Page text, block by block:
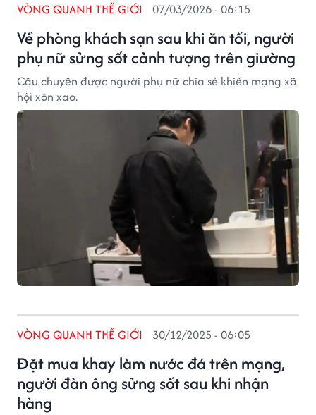
Về phòng khách sạn sau khi ăn tối, người
phụ nữ sửng sốt cảnh tượng trên giường
VÒNG QUANH THẾ GIỚI 07/03/2026 - 06:15
Câu chuyện được người phụ nữ chia sẻ khiến mạng xã
hội xôn xao.
Đặt mua khay làm nước đá trên mạng,
người đàn ông sửng sốt sau khi nhận
hàng
VÒNG QUANH THẾ GIỚI 30/12/2025 - 06:05